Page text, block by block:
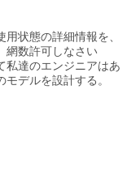
状態の詳細情報を、
網数許可しなさい
私達のエンジニアはあ
モデルを設計する。